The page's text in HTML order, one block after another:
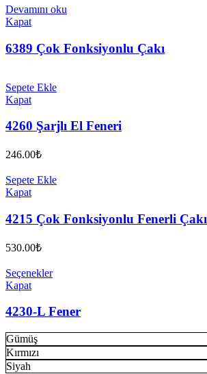
Devamını oku
Kapat
6389 Çok Fonksiyonlu Çakı
Sepete Ekle
Kapat
4260 Şarjlı El Feneri
246.00₺
Sepete Ekle
Kapat
4215 Çok Fonksiyonlu Fenerli Çakı
530.00₺
Seçenekler
Kapat
4230-L Fener
Gümüş
Kırmızı
Siyah